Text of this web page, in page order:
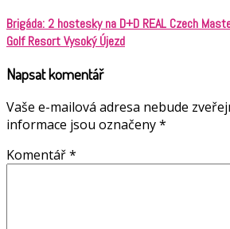
Brigáda: 2 hostesky na D+D REAL Czech
Golf Resort Vysoký Újezd
Napsat komentář
Vaše e-mailová adresa nebude
informace jsou označeny*
Komentář*